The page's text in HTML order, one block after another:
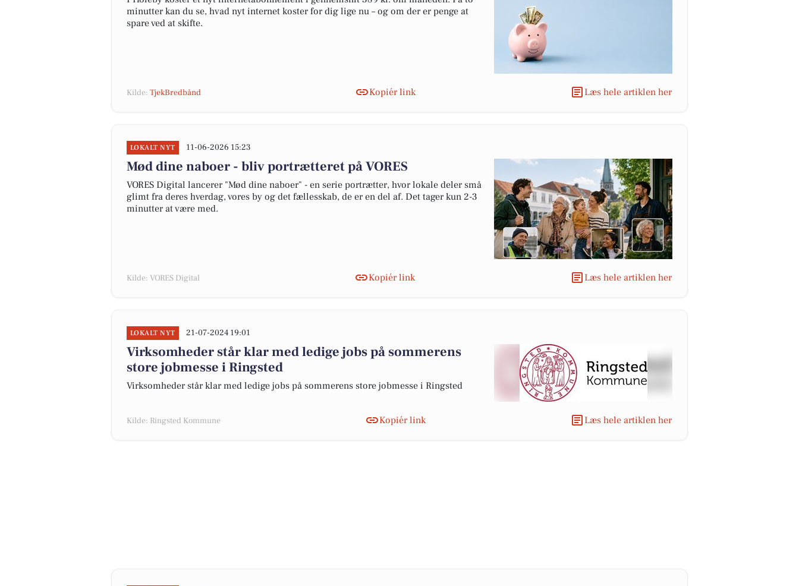
minutter kan du se, hvad nyt internet koster for dig lige nu – og om der er penge at
spare ved at skifte.
Kilde: TjekBredbånd Kopiér link Læs hele artiklen her
LOKALT NYT 11-06-2026 15:23
Mød dine naboer - bliv portrætteret på VORES
VORES Digital lancerer "Mød dine naboer" - en serie portrætter, hvor lokale deler små
glimt fra deres hverdag, vores by og det fællesskab, de er en del af. Det tager kun 2-3
minutter at være med.
Kilde: VORES Digital Kopiér link Læs hele artiklen her
LOKALT NYT 21-07-2024 19:01
Virksomheder står klar med ledige jobs på sommerens
store jobmesse i Ringsted
Virksomheder står klar med ledige jobs på sommerens store jobmesse i Ringsted
Kilde: Ringsted Kommune Kopiér link Læs hele artiklen her